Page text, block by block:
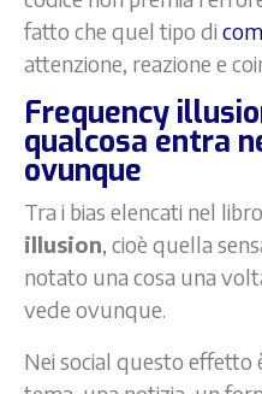
fatto che quel tipo di
attenzione, reazione e
Frequency
qualcosa entra
ovunque
Tra i bias elencati nel
illusion, cioè quella
notato una cosa una
vede ovunque.
Nei social questo effetto